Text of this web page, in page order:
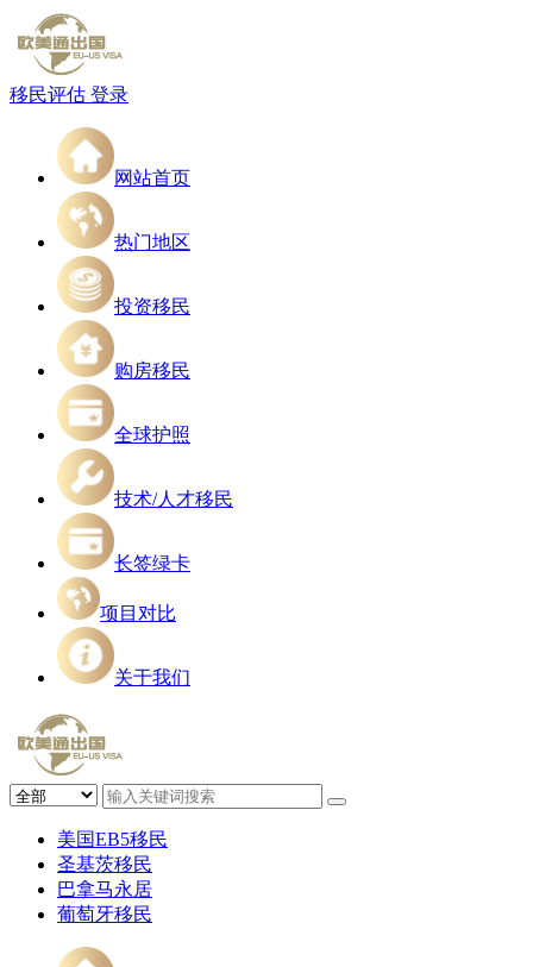
移民评估 登录
网站首页
热门地区
投资移民
购房移民
全球护照
技术/人才移民
长签绿卡
项目对比
关于我们
美国EB5移民
圣基茨移民
巴拿马永居
葡萄牙移民